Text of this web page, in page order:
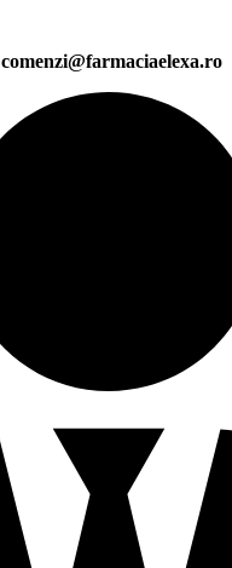
comenzi@farmaciaelexa.ro